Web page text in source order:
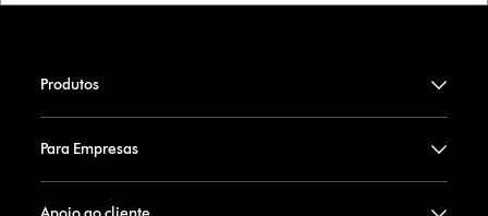
Produtos
Para Empresas